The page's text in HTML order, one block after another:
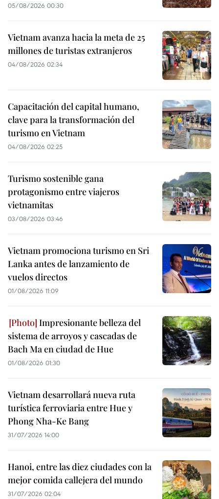
05/08/2026 00:30
Vietnam avanza hacia la meta de 25
millones de turistas extranjeros
04/08/2026 02:34
Capacitación del capital humano,
clave para la transformación del
turismo en Vietnam
04/08/2026 02:25
Turismo sostenible gana
protagonismo entre viajeros
vietnamitas
03/08/2026 03:46
Vietnam promociona turismo en Sri
Lanka antes de lanzamiento de
vuelos directos
01/08/2026 11:09
Impresionante belleza del
sistema de arroyos y cascadas de
Bach Ma en ciudad de Hue
01/08/2026 01:30
Vietnam desarrollará nueva ruta
turística ferroviaria entre Hue y
Phong Nha-Ke Bang
31/07/2026 14:00
Hanoi, entre las diez ciudades con la
mejor comida callejera del mundo
31/07/2026 02:04